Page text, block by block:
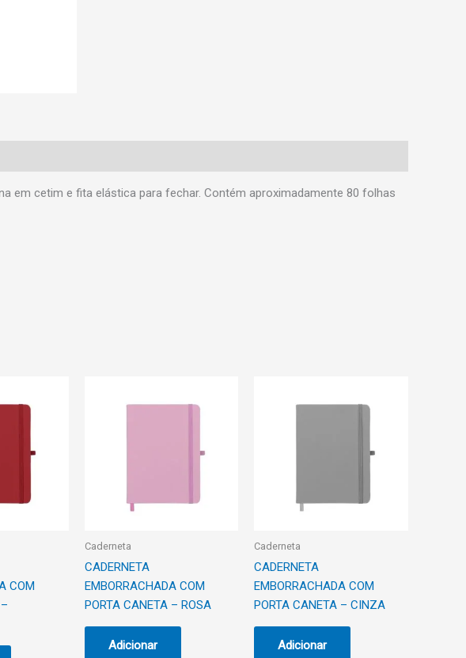
em cetim e fita elástica para fechar. Contém aproximadamente 80 folhas
COM
Caderneta
CADERNETA
EMBORRACHADA COM
PORTA CANETA – ROSA
Adicionar
Caderneta
CADERNETA
EMBORRACHADA COM
PORTA CANETA – CINZA
Adicionar